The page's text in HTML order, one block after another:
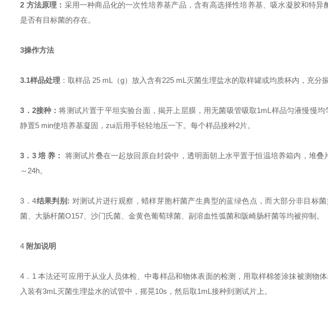
2 方法原理： 采用一种商品化的一次性培养基产品，含有高选择性培养基、吸水凝胶和特
是否有目标菌的存在。
3操作方法
3.1样品处理 ：取样品 25 mL（g）放入含有225 mL灭菌生理盐水的取样罐或均质杯内，充分
3 ．2接种：将测试片置于平坦实验台面，揭开上层膜，用无菌吸管吸取1mL样品匀液慢慢
静置5 min使培养基凝固，zui后用手轻轻地压一下。每个样品接种2片。
3 ．3 培 养： 将测试片叠在一起放回原自封袋中，透明面朝上水平置于恒温培养箱内，堆叠
～24h。
3．4结果判别 : 对测试片进行观察，蜡样芽胞杆菌产生典型的蓝绿色点，而大部分非目标
菌、大肠杆菌O157、沙门氏菌、金黄色葡萄球菌、副溶血性弧菌和阪崎肠杆菌等均被抑制。
4 附加说明
4．1 本法还可应用于从业人员体检、中毒样品和物体表面的检测，用取样棉签涂抹被测物
入装有3mL灭菌生理盐水的试管中，摇晃10s，然后取1mL接种到测试片上。